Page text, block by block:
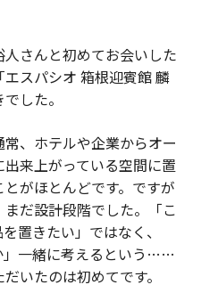
人さんと初めてお会いした
スパシオ 箱根迎賓館 麟
した。
常、ホテルや企業からオー
来上がっている空間に置
がほとんどです。ですが
まだ設計段階でした。「こ
置きたい」ではなく、
」一緒に考えるという……
いたのは初めてです。